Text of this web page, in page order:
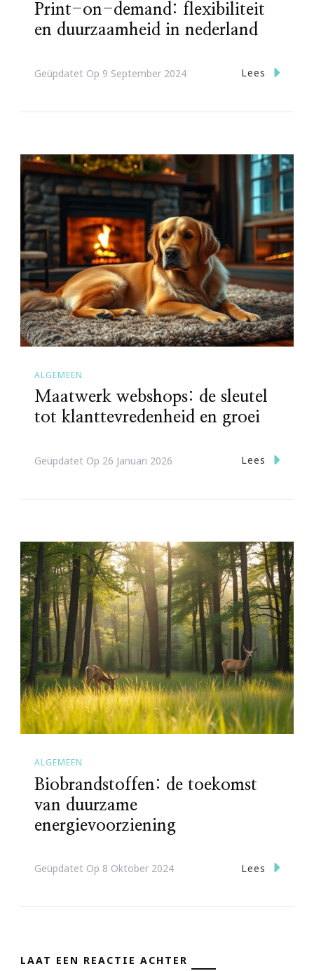
Print-on-demand: flexibiliteit
en duurzaamheid in nederland
Geüpdatet Op 9 September 2024 Lees
ALGEMEEN
Maatwerk webshops: de sleutel
tot klanttevredenheid en groei
Geüpdatet Op 26 Januari 2026 Lees
ALGEMEEN
Biobrandstoffen: de toekomst
van duurzame
energievoorziening
Geüpdatet Op 8 Oktober 2024 Lees
LAAT EEN REACTIE ACHTER